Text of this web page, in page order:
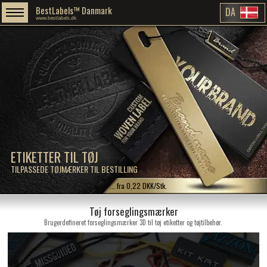
ETIKETTER TIL TØJ
TILPASSEDE TØJMÆRKER TIL BESTILLING
BestLabels™ Danmark
www.bestlabels.dk DA
... fra 0,22 DKK/Stk.
Tøj forseglingsmærker
Brugerdefineret forseglingsmærker 3D til tøj etiketter og tøjtilbehør.